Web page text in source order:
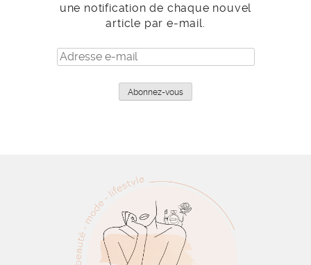
une notification de chaque nouvel
article par e-mail.
Adresse
e-
Abonnez-vous